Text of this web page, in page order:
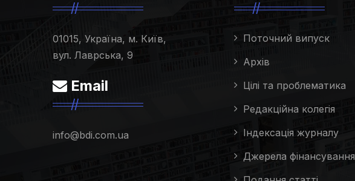
01015, Україна, м. Київ,
вул. Лаврська, 9
Email
info@bdi.com.ua
Поточний випуск
Архів
Цілі та проблематика
Редакційна колегія
Індексація журналу
Джерела фінансування